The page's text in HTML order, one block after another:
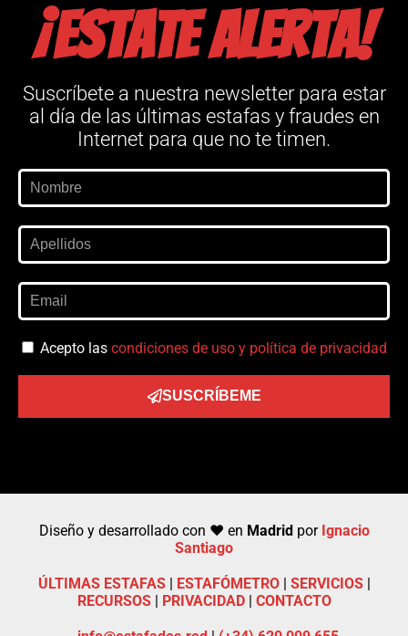
¡Estate alerta!
Suscríbete a nuestra newsletter para estar
al día de las últimas estafas y fraudes en
Internet para que no te timen.
Acepto las condiciones de uso y política de privacidad
SUSCRÍBEME
Diseño y desarrollado con ❤️ en Madridpor Ignacio
Santiago
ÚLTIMAS ESTAFAS| ESTAFÓMETRO| SERVICIOS|
RECURSOS| PRIVACIDAD| CONTACTO